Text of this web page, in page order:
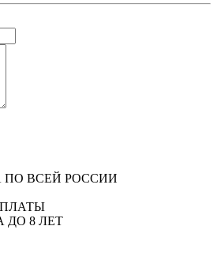
ПО ВСЕЙ РОССИИ
ДО 8 ЛЕТ